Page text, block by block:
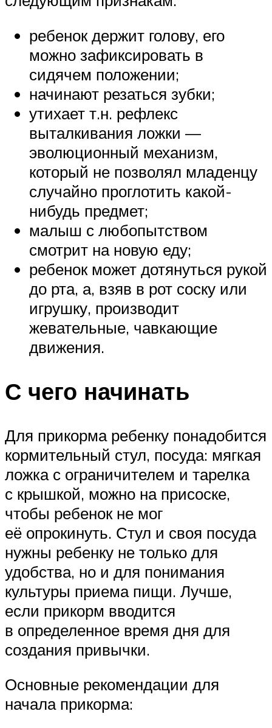
ребенок держит голову, его
можно зафиксировать в
сидячем положении;
начинают резаться зубки;
утихает т.н. рефлекс
выталкивания ложки —
эволюционный механизм,
который не позволял младенцу
случайно проглотить какой-
нибудь предмет;
малыш с любопытством
смотрит на новую еду;
ребенок может дотянуться рукой
до рта, а, взяв в рот соску или
игрушку, производит
жевательные, чавкающие
движения.
С чего начинать
Для прикорма ребенку понадобится
кормительный стул, посуда: мягкая
ложка с ограничителем и тарелка
с крышкой, можно на присоске,
чтобы ребенок не мог
её опрокинуть. Стул и своя посуда
нужны ребенку не только для
удобства, но и для понимания
культуры приема пищи. Лучше,
если прикорм вводится
в определенное время дня для
создания привычки.
Основные рекомендации для
начала прикорма: